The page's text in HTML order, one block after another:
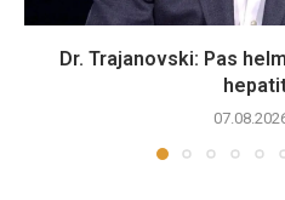
Dr. Trajanovski: Pas